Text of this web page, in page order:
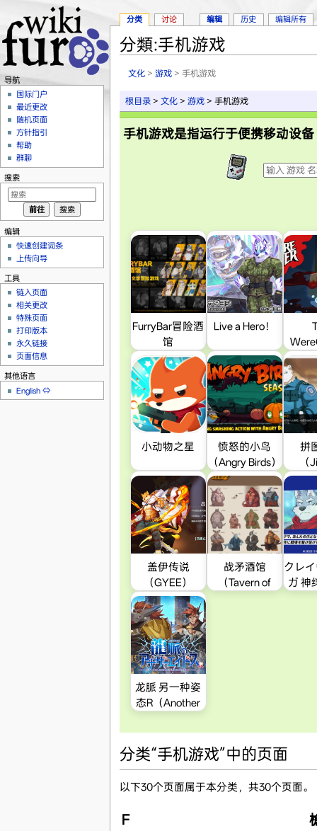
分類:手机游戏
文化 >游戏 > 手机游戏
根目录 >文化 >游戏 > 手机游戏
手机游戏是指运行于便携移动设
FurryBar冒险酒
馆
Live a Hero！
小动物之星
愤怒的小鸟
（Angry Birds）
拼
（
盖伊传说
（GYEE）
战矛酒馆
（Tavern of
クレ
ガ 神
龙脈 另一种姿
态R（Another
Vein R）
分类“手机游戏”中的页面
以下30个页面属于本分类，共30个页面。
F
分类 讨论 编辑 历史 编辑所有
导航
国际门户
最近更改
随机页面
方针指引
帮助
群聊
搜索
编辑
快速创建词条
上传向导
工具
链入页面
相关更改
特殊页面
打印版本
永久链接
页面信息
其他语言
English ⇔